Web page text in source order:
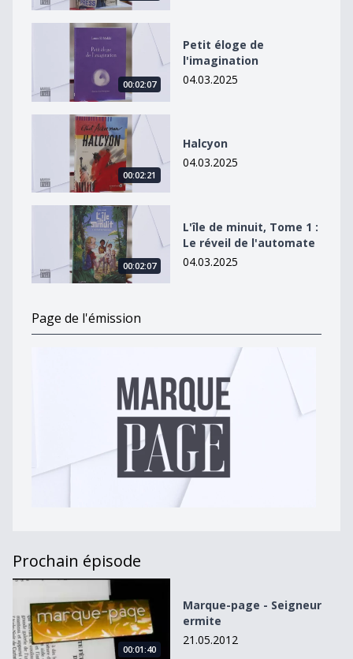
Petit éloge de l&#039;imagination
00:02:07
Petit éloge de
l'imagination
04.03.2025
Halcyon
00:02:21
Halcyon
04.03.2025
L&#039;île de minuit, Tome 1 : Le réveil de
00:02:07
L'île de minuit, Tome 1 :
Le réveil de l'automate
04.03.2025
Page de l'émission
Prochain épisode
Marque-page - Seigneur ermite
00:01:40
Marque-page - Seigneur
ermite
21.05.2012